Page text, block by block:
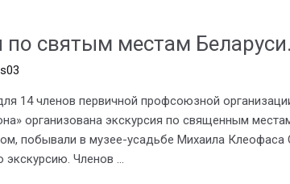
по святым местам Беларуси.
14 членов первичной профсоюзной
организована экскурсия по священным
побывали в музее-усадьбе Михаила Клеофаса
экскурсию. Членов …